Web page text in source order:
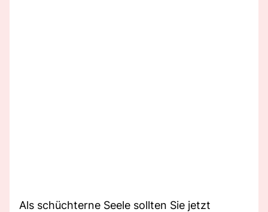
Als schüchterne Seele sollten Sie jetzt